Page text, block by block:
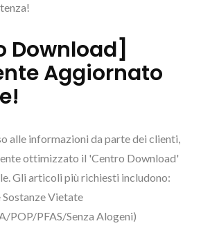
Aggiornato
alle informazioni da parte dei clienti,
ottimizzato il 'Centro Download'
Gli articoli più richiesti includono:
Vietate
POP/PFAS/Senza Alogeni)